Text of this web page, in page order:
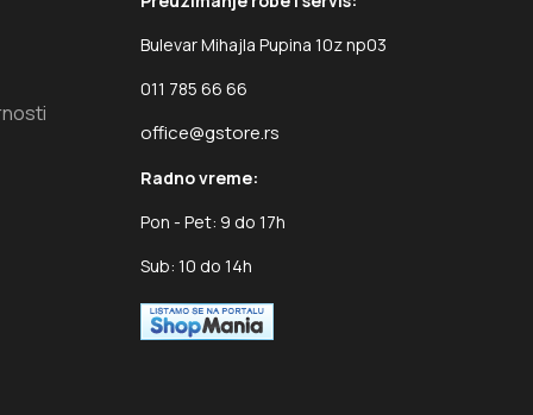
Bulevar Mihajla Pupina 10z np03
011 785 66 66
office@gstore.rs
Radno vreme:
Pon - Pet: 9 do 17h
Sub: 10 do 14h